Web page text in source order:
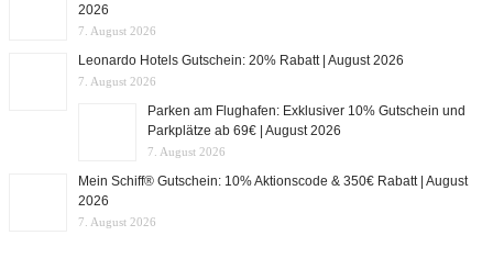
2026
7. August 2026
Leonardo Hotels Gutschein: 20% Rabatt | August 2026
7. August 2026
Parken am Flughafen: Exklusiver 10% Gutschein und
Parkplätze ab 69€ | August 2026
7. August 2026
Mein Schiff® Gutschein: 10% Aktionscode & 350€ Rabatt | August
2026
7. August 2026